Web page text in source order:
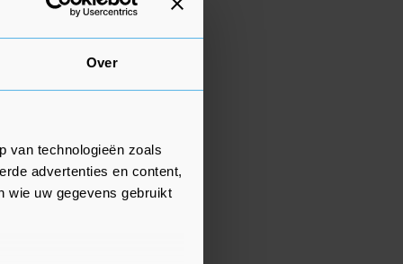
Over
van technologieën zoals
advertenties en content,
wie uw gegevens gebruikt